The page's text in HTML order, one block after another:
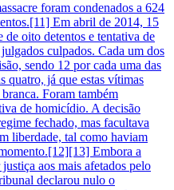
foram condenados a 624
Em abril de 2014, 15
de oito detentos e tentativa de
culpados. Cada um dos
sendo 12 por cada uma das
quatro, já que estas vítimas
Foram também
de homicídio. A decisão
fechado, mas facultava
liberdade, tal como haviam
Embora a
aos mais afetados pelo
declarou nulo o